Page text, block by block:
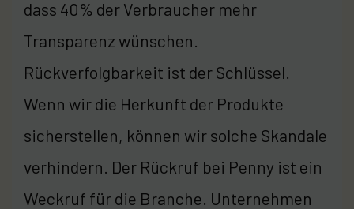
dass 40% der Verbraucher mehr
Transparenz wünschen.
Rückverfolgbarkeit ist der Schlüssel.
Wenn wir die Herkunft der Produkte
sicherstellen, können wir solche Skandale
verhindern. Der Rückruf bei Penny ist ein
Weckruf für die Branche. Unternehmen